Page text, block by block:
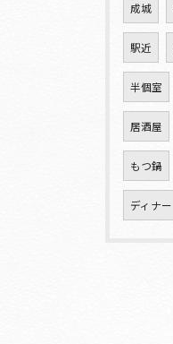
成城
駅近
半個室
居酒屋
もつ鍋
ディナー